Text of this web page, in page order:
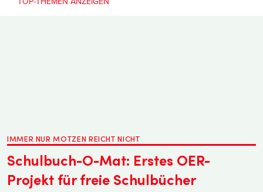
IMMER NUR MOTZEN REICHT NICHT
Schulbuch-O-Mat: Erstes OER-
Projekt für freie Schulbücher